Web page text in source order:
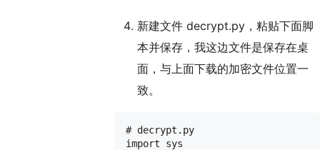
新建文件 decrypt.py，粘贴下面脚
本并保存，我这边文件是保存在桌
面，与上面下载的加密文件位置一
致。
# decrypt.py
import sys